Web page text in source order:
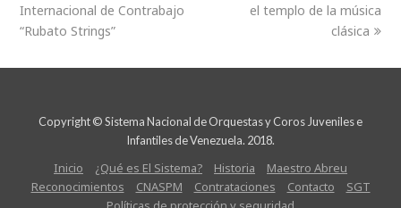
Internacional de Contrabajo
“Rubato Strings”
el templo de la música
clásica
Copyright © Sistema Nacional de Orquestas y Coros Juveniles e
Infantiles de Venezuela. 2018.
Inicio ¿Qué es El Sistema? Historia
Maestro Abreu
Reconocimientos
CNASPM Contrataciones Contacto
SGT